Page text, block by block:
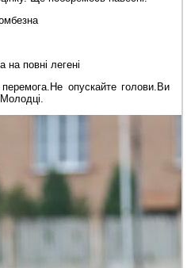
повні легені
опускайте голови.Ви